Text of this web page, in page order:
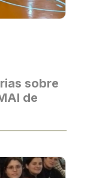
sobre
de